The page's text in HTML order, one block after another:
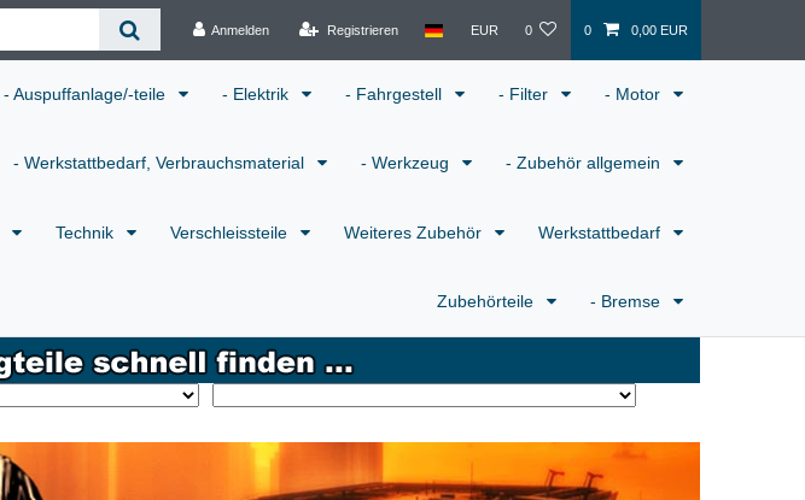
Anmelden Registrieren EUR 0 0 0,00 EUR
- Auspuffanlage/-teile - Elektrik - Fahrgestell - Filter - Motor
- Werkstattbedarf, Verbrauchsmaterial - Werkzeug - Zubehör allgemein
Technik Verschleissteile Weiteres Zubehör Werkstattbedarf
Zubehörteile - Bremse